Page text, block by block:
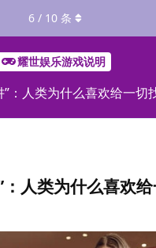
耀世娱乐游戏说明
”：人类为什么喜欢给一切
6 / 10 条
：人类为什么喜欢